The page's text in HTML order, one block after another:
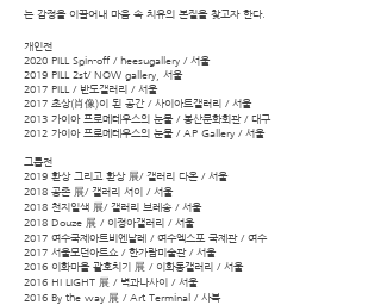
는 감정을 이끌어내 마음 속 치유의 본질을 찾고자 한다.
개인전
2020 PILL Spin-off / heesugallery / 서울
2019 PILL 2st/ NOW gallery, 서울
2017 PILL / 반도갤러리 / 서울
2017 초상(肖像)이 된 공간 / 사이아트갤러리 / 서울
2013 가이아 프로메테우스의 눈물 / 봉산문화회관 / 대구
2012 가이아 프로메테우스의 눈물 / AP Gallery / 서울
그룹전
2019 환상 그리고 환상 展/ 갤러리 다온 / 서울
2018 공존 展/ 갤러리 서이 / 서울
2018 천지일색 展/ 갤러리 브레송 / 서울
2018 Douze 展 / 이정아갤러리 / 서울
2017 여수국제아트비엔날레 / 여수엑스포 국제관 / 여수
2017 서울모던아트쇼 / 한가람미술관 / 서울
2016 이화마을 괄호치기 展 / 이화동갤러리 / 서울
2016 HI LIGHT 展 / 벽과나사이 / 서울
2016 By the way 展 / Art Terminal / 사북